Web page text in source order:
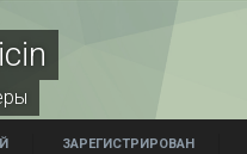
ЗАРЕГИСТРИРОВАН